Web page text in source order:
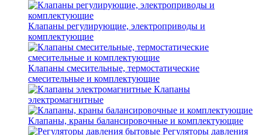
Клапаны регулирующие, электроприводы и
комплектующие
Клапаны смесительные, термостатические
смесительные и комплектующие
Клапаны
электромагнитные
Клапаны, краны балансировочные и комплектующие
Регуляторы давления